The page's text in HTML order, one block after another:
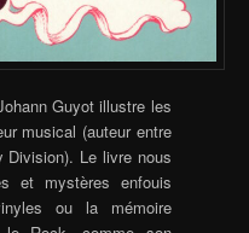
Guyot illustre les
musical (auteur entre
Division). Le livre nous
et mystères enfouis
ou la mémoire